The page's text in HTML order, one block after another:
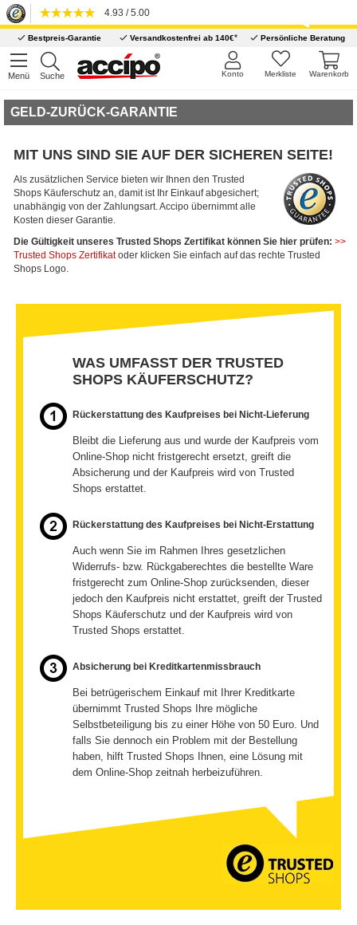
4.93 / 5.00
Bestpreis-Garantie Versandkostenfrei ab 140€* Persönliche Beratung
Menü Suche Warenkorb
Merkliste
Konto
GELD-ZURÜCK-GARANTIE
MIT UNS SIND SIE AUF DER SICHEREN SEITE!
Als zusätzlichen Service bieten wir Ihnen den Trusted
Shops Käuferschutz an, damit ist Ihr Einkauf abgesichert;
unabhängig von der Zahlungsart. Accipo übernimmt alle
Kosten dieser Garantie.
Die Gültigkeit unseres Trusted Shops Zertifikat können Sie hier prüfen: >>
Trusted Shops Zertifikatoder klicken Sie einfach auf das rechte Trusted
Shops Logo.
WAS UMFASST DER TRUSTED
SHOPS KÄUFERSCHUTZ?
Rückerstattung des Kaufpreises bei Nicht-Lieferung
Bleibt die Lieferung aus und wurde der Kaufpreis vom
Online-Shop nicht fristgerecht ersetzt, greift die
Absicherung und der Kaufpreis wird von Trusted
Shops erstattet.
Rückerstattung des Kaufpreises bei Nicht-Erstattung
Auch wenn Sie im Rahmen Ihres gesetzlichen
Widerrufs- bzw. Rückgaberechtes die bestellte Ware
fristgerecht zum Online-Shop zurücksenden, dieser
jedoch den Kaufpreis nicht erstattet, greift der Trusted
Shops Käuferschutz und der Kaufpreis wird von
Trusted Shops erstattet.
Absicherung bei Kreditkartenmissbrauch
Bei betrügerischem Einkauf mit Ihrer Kreditkarte
übernimmt Trusted Shops Ihre mögliche
Selbstbeteiligung bis zu einer Höhe von 50 Euro. Und
falls Sie dennoch ein Problem mit der Bestellung
haben, hilft Trusted Shops Ihnen, eine Lösung mit
dem Online-Shop zeitnah herbeizuführen.